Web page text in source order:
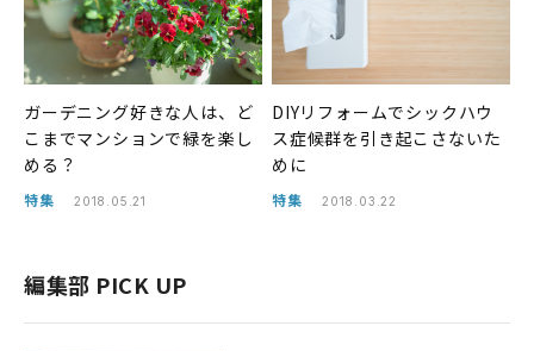
ガーデニング好きな人は、ど
こまでマンションで緑を楽し
める？
特集 2018.05.21
DIYリフォームでシックハウ
ス症候群を引き起こさないた
めに
特集 2018.03.22
編集部 PICK UP